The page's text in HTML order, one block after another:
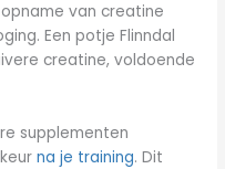
van creatine
Een potje Flinndal
creatine, voldoende
supplementen
na je training. Dit